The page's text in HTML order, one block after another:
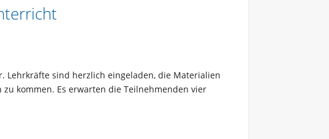
Lehrkräfte sind herzlich eingeladen, die Materialien
kommen. Es erwarten die Teilnehmenden vier